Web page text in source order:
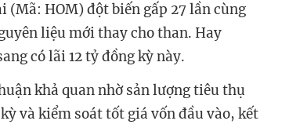
HOM) đột biến gấp 27 lần cùng
liệu mới thay cho than. Hay
có lãi 12 tỷ đồng kỳ này.
khả quan nhờ sản lượng tiêu thụ
và kiểm soát tốt giá vốn đầu vào, kết